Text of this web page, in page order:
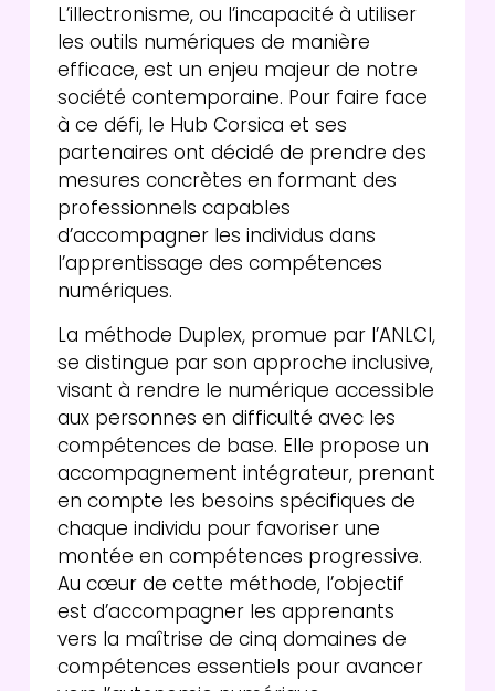
L’illectronisme, ou l’incapacité à utiliser
les outils numériques de manière
efficace, est un enjeu majeur de notre
société contemporaine. Pour faire face
à ce défi, le Hub Corsica et ses
partenaires ont décidé de prendre des
mesures concrètes en formant des
professionnels capables
d’accompagner les individus dans
l’apprentissage des compétences
numériques.
La méthode Duplex, promue par l’ANLCI,
se distingue par son approche inclusive,
visant à rendre le numérique accessible
aux personnes en difficulté avec les
compétences de base. Elle propose un
accompagnement intégrateur, prenant
en compte les besoins spécifiques de
chaque individu pour favoriser une
montée en compétences progressive.
Au cœur de cette méthode, l’objectif
est d’accompagner les apprenants
vers la maîtrise de cinq domaines de
compétences essentiels pour avancer